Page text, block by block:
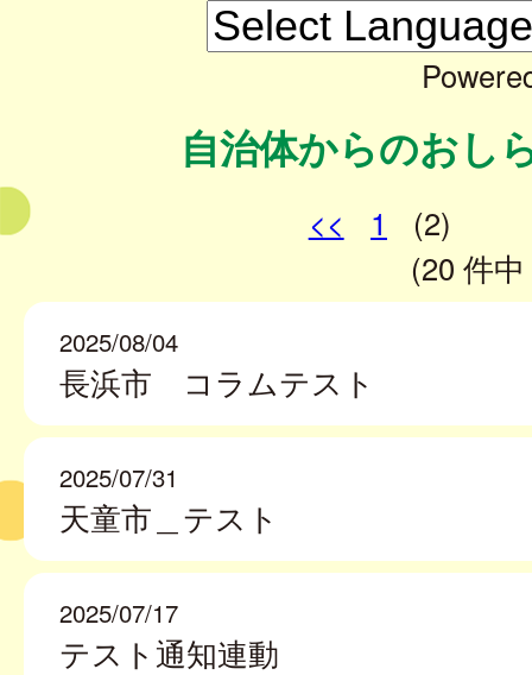
自治体からのおし
<< 1
(2)
(20 件
2025/08/04
長浜市 コラムテスト
2025/07/31
天童市＿テスト
2025/07/17
テスト通知連動